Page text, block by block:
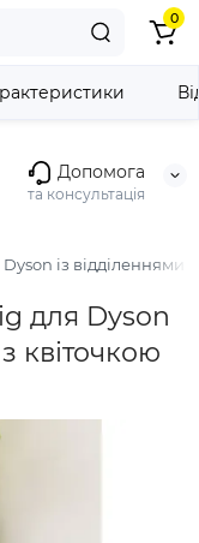
Допомога
та консультація
0
із відділеннями
для Dyson
квіточкою